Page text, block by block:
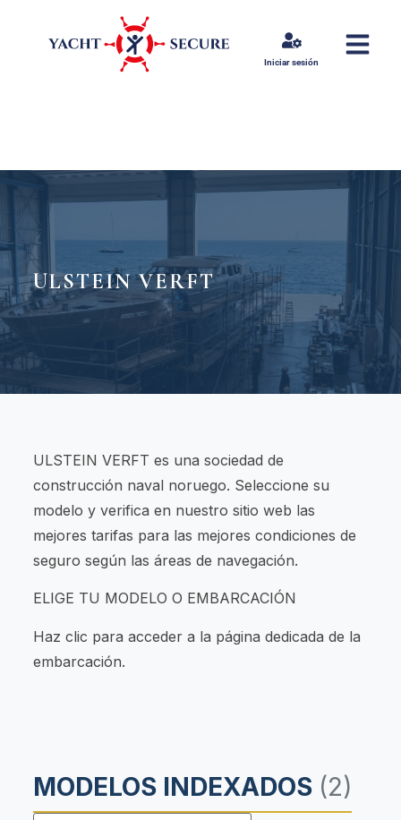
Iniciar sesión
ULSTEIN VERFT
ULSTEIN VERFT es una sociedad de
construcción naval noruego. Seleccione su
modelo y verifica en nuestro sitio web las
mejores tarifas para las mejores condiciones de
seguro según las áreas de navegación.
ELIGE TU MODELO O EMBARCACIÓN
Haz clic para acceder a la página dedicada de la
embarcación.
MODELOS INDEXADOS (2)